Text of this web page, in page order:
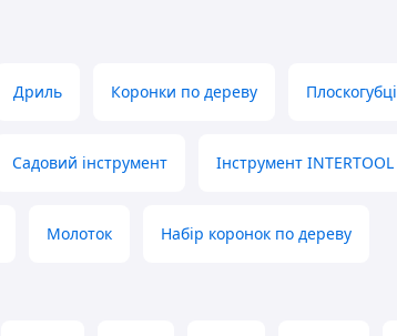
Дриль Коронки по дереву Плоскогубці
Садовий інструмент Інструмент INTERTOOL
Молоток Набір коронок по дереву